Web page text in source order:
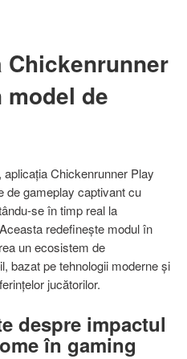
Chickenrunner
model de
Chickenrunner Play
de gameplay captivant cu
se în timp real la
redefinește modul în
un ecosistem de
bazat pe tehnologii moderne și
jucătorilor.
despre impactul
în gaming